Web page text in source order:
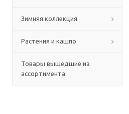
Зимняя коллекция
Растения и кашпо
Товары вышедшие из
ассортимента